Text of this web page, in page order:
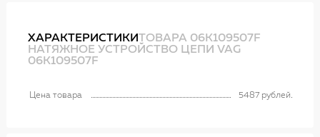
ХАРАКТЕРИСТИКИТОВАРА 06K109507F
НАТЯЖНОЕ УСТРОЙСТВО ЦЕПИ VAG
06K109507F
Цена товара 5487 рублей